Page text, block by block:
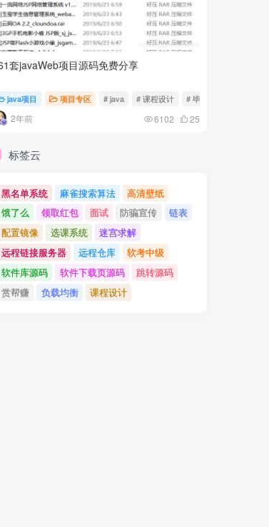
套javaWeb项目源码免费分享
java项目 项目专区 # java # 课程设计 # 毕业设计
2年前 6102 25
标签云
黑名单系统 麻雀搜索算法
高清壁纸
饿了么
领取红包 面试 防骗宣传
链表
配置镜像
选课系统
迷宫求解
远程链接服务器
远程仓库
软考中级
软件库源码
软件下载页源码
跳转源码
赏帮赚
负载均衡 课程设计